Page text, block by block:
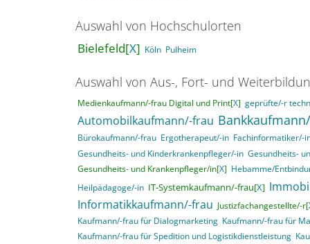
Auswahl von Hochschulorten
Bielefeld[X] Köln Pulheim
Auswahl von Aus-, Fort- und
Medienkaufmann/-frau Digital und Print[X] geprüfte/-r
Automobilkaufmann/-frau
Bürokaufmann/-frau Ergotherapeut/-in Fachinformatiker/-
Gesundheits- und Kinderkrankenpfleger/-in Gesundheits-
Gesundheits- und Krankenpfleger/in[X] Hebamme/
Heilpädagoge/-in IT-Systemkaufmann/-frau[X]
Informatikkaufmann/-frau Justizfachangestellte/-r[
Kaufmann/-frau für Dialogmarketing Kaufmann/-frau für
Kaufmann/-frau für Spedition und Logistikdienstleistung